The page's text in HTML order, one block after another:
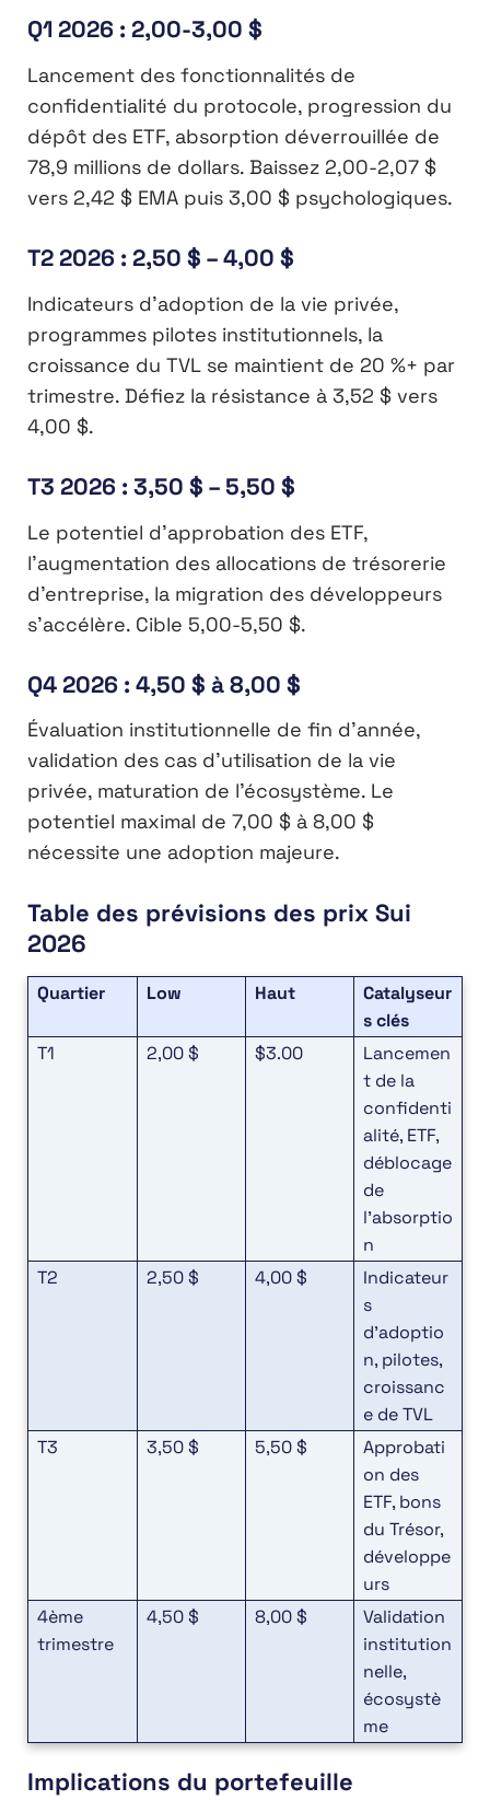
Q1 2026 : 2,00-3,00 $
Lancement des fonctionnalités de
confidentialité du protocole, progression du
dépôt des ETF, absorption déverrouillée de
78,9 millions de dollars. Baissez 2,00-2,07 $
vers 2,42 $ EMA puis 3,00 $ psychologiques.
T2 2026 : 2,50 $ – 4,00 $
Indicateurs d’adoption de la vie privée,
programmes pilotes institutionnels, la
croissance du TVL se maintient de 20 %+ par
trimestre. Défiez la résistance à 3,52 $ vers
4,00 $.
T3 2026 : 3,50 $ – 5,50 $
Le potentiel d’approbation des ETF,
l’augmentation des allocations de trésorerie
d’entreprise, la migration des développeurs
s’accélère. Cible 5,00-5,50 $.
Q4 2026 : 4,50 $ à 8,00 $
Évaluation institutionnelle de fin d’année,
validation des cas d’utilisation de la vie
privée, maturation de l’écosystème. Le
potentiel maximal de 7,00 $ à 8,00 $
nécessite une adoption majeure.
Table des prévisions des prix Sui
2026
Quartier Low Haut
Catalyseur
s clés
T1
2,00 $ $3.00
Lancemen
t de la
confidenti
alité, ETF,
déblocage
de
l’absorptio
n
T2
2,50 $ 4,00 $
Indicateur
s
d’adoptio
n, pilotes,
croissanc
e de TVL
T3
3,50 $ 5,50 $
Approbati
on des
ETF, bons
du Trésor,
développe
urs
4ème
trimestre
4,50 $ 8,00 $
Validation
institution
nelle,
écosystè
me
Implications du portefeuille